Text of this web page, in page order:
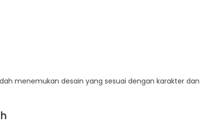
menemukan desain yang sesuai dengan karakter dan